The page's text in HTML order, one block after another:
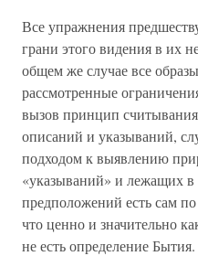
Все упражнения
грани этого видения в их
общем же случае все
рассмотренные
вызов принцип
описаний и указываний,
подходом к выявлению
«указываний» и лежащих
предположений есть сам по
что ценно и значительно
не есть определение Бытия.